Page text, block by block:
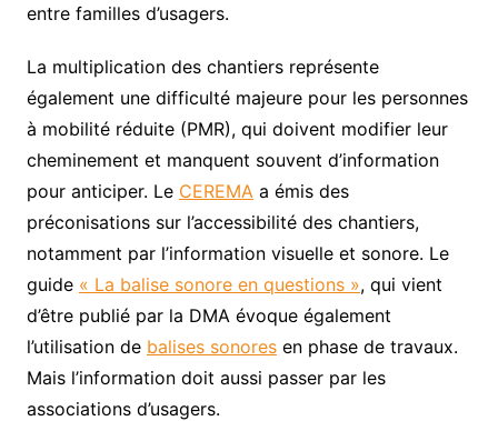
entre familles d’usagers.
La multiplication des chantiers représente
également une difficulté majeure pour les personnes
à mobilité réduite (PMR), qui doivent modifier leur
cheminement et manquent souvent d’information
pour anticiper. Le CEREMA a émis des
préconisations sur l’accessibilité des chantiers,
notamment par l’information visuelle et sonore. Le
guide « La balise sonore en questions », qui vient
d’être publié par la DMA évoque également
l’utilisation de balises sonoresen phase de travaux.
Mais l’information doit aussi passer par les
associations d’usagers.